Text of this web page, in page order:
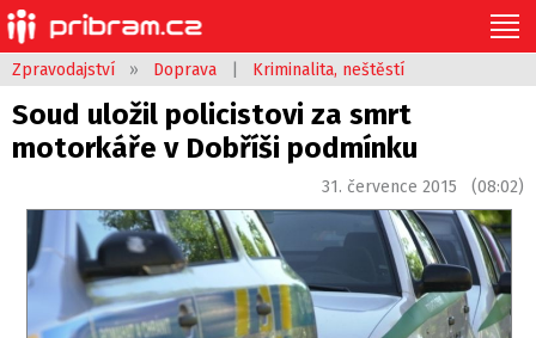
Zpravodajství » Doprava Kriminalita, neštěstí
Soud uložil policistovi za smrt
motorkáře v Dobříši podmínku
31. července 2015 (08:02)